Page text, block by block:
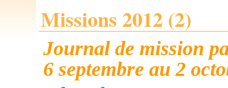
Missions 2012 (2)
Journal de mission
6 septembre au 2